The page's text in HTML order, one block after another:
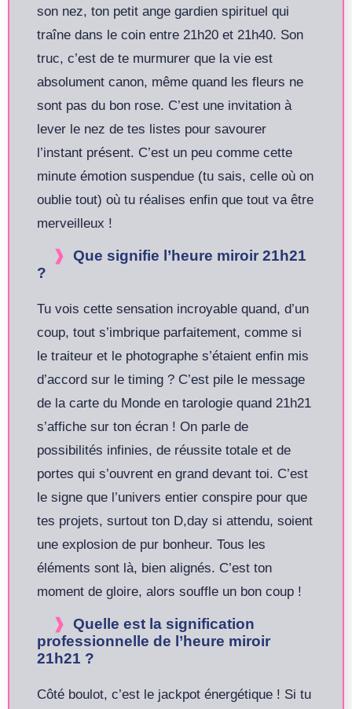
son nez, ton petit ange gardien spirituel qui
traîne dans le coin entre 21h20 et 21h40. Son
truc, c’est de te murmurer que la vie est
absolument canon, même quand les fleurs ne
sont pas du bon rose. C’est une invitation à
lever le nez de tes listes pour savourer
l’instant présent. C’est un peu comme cette
minute émotion suspendue (tu sais, celle où on
oublie tout) où tu réalises enfin que tout va être
merveilleux !
Que signifie l’heure miroir 21h21
?
Tu vois cette sensation incroyable quand, d’un
coup, tout s’imbrique parfaitement, comme si
le traiteur et le photographe s’étaient enfin mis
d’accord sur le timing ? C’est pile le message
de la carte du Monde en tarologie quand 21h21
s’affiche sur ton écran ! On parle de
possibilités infinies, de réussite totale et de
portes qui s’ouvrent en grand devant toi. C’est
le signe que l’univers entier conspire pour que
tes projets, surtout ton D,day si attendu, soient
une explosion de pur bonheur. Tous les
éléments sont là, bien alignés. C’est ton
moment de gloire, alors souffle un bon coup !
Quelle est la signification
professionnelle de l’heure miroir
21h21 ?
Côté boulot, c’est le jackpot énergétique ! Si tu